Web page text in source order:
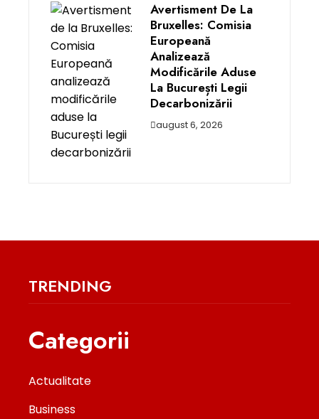
Avertisment De La
Bruxelles: Comisia
Europeană
Analizează
Modificările Aduse
La București Legii
Decarbonizării
august 6, 2026
TRENDING
Categorii
Actualitate
Business